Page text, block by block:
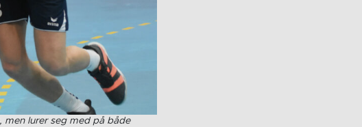
men lurer seg med på både